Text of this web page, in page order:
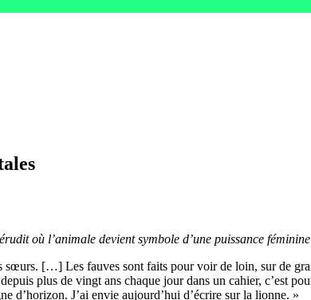
où l’animale devient symbole d’une puissance
sœurs. […] Les fauves sont faits pour voir de loin, sur de
plus de vingt ans chaque jour dans un cahier, c’est
d’horizon. J’ai envie aujourd’hui d’écrire sur la lionne. »